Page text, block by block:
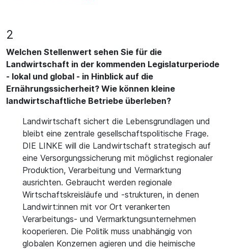
2
Welchen Stellenwert sehen Sie für die
Landwirtschaft in der kommenden Legislaturperiode
- lokal und global - in Hinblick auf die
Ernährungssicherheit? Wie können kleine
landwirtschaftliche Betriebe überleben?
Landwirtschaft sichert die Lebensgrundlagen und
bleibt eine zentrale gesellschaftspolitische Frage.
DIE LINKE will die Landwirtschaft strategisch auf
eine Versorgungssicherung mit möglichst regionaler
Produktion, Verarbeitung und Vermarktung
ausrichten. Gebraucht werden regionale
Wirtschaftskreisläufe und -strukturen, in denen
Landwirt:innen mit vor Ort verankerten
Verarbeitungs- und Vermarktungsunternehmen
kooperieren. Die Politik muss unabhängig von
globalen Konzernen agieren und die heimische